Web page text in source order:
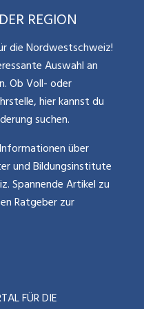
REGION
die Nordwestschweiz!
Auswahl an
Ob Voll- oder
hier kannst du
suchen.
über
und Bildungsinstitute
Spannende Artikel zu
Ratgeber zur
FÜR DIE